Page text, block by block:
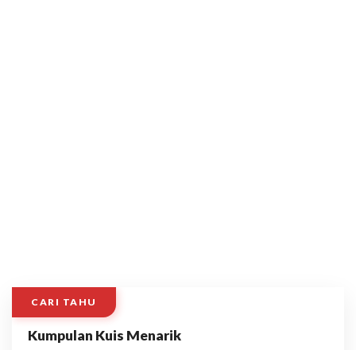
CARI TAHU
Kumpulan Kuis Menarik